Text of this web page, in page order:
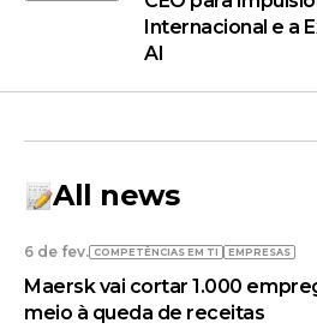
Internacional e a
AI
All news
6 de fev. COMPETÊNCIAS EM TI EMPRESAS
Maersk vai cortar 1.000
meio à queda de receitas